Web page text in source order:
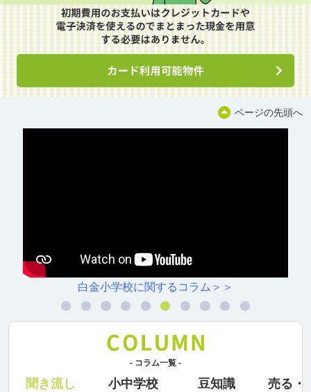
ページの先頭へ
白金小学校に関するコラム＞＞
- コラム一覧 -
聞き流し 小中学校 豆知識 売る・